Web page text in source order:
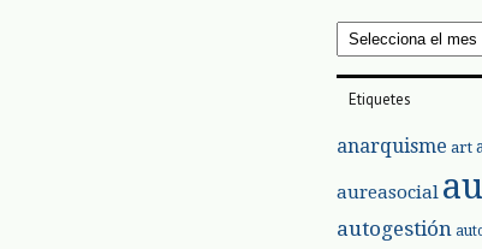
Arxius
Etiquetes
anarquisme art
aureasocial
autogestión